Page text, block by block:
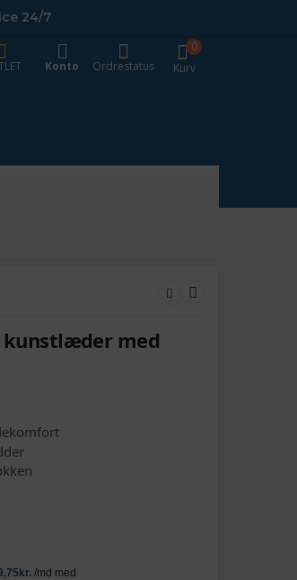
24/7
Kurv
0
Konto Ordrestatus
kunstlæder med